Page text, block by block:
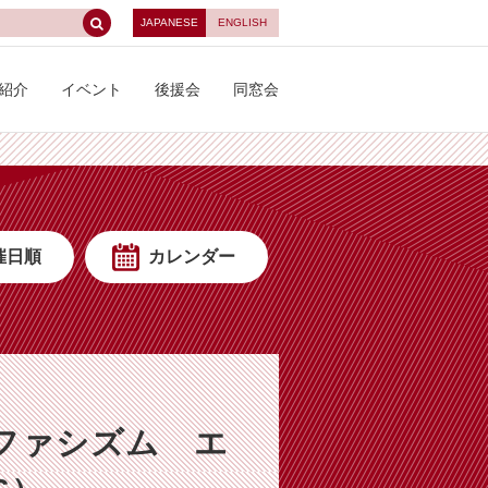
JAPANESE ENGLISH
介 イベント 後援会 同窓会
日順 カレンダー
ァシズム エ